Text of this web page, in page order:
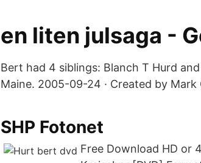
en liten julsaga -
Bert had 4 siblings: Blanch T Hurd
Maine. 2005-09-24 · Created by Mark
SHP Fotonet
Free Download HD or